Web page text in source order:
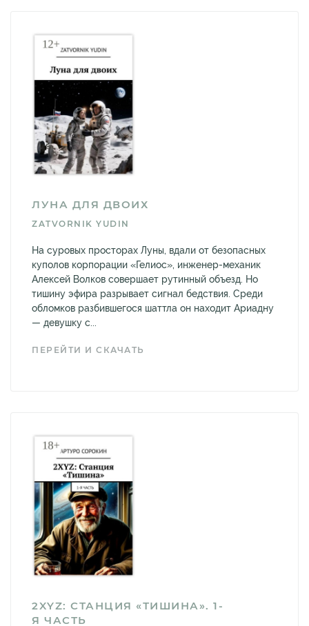
ЛУНА ДЛЯ ДВОИХ
ZATVORNIK YUDIN
На суровых просторах Луны, вдали от безопасных
куполов корпорации «Гелиос», инженер-механик
Алексей Волков совершает рутинный объезд. Но
тишину эфира разрывает сигнал бедствия. Среди
обломков разбившегося шаттла он находит Ариадну
— девушку с...
ПЕРЕЙТИ И СКАЧАТЬ
2XYZ: СТАНЦИЯ «ТИШИНА». 1-
Я ЧАСТЬ